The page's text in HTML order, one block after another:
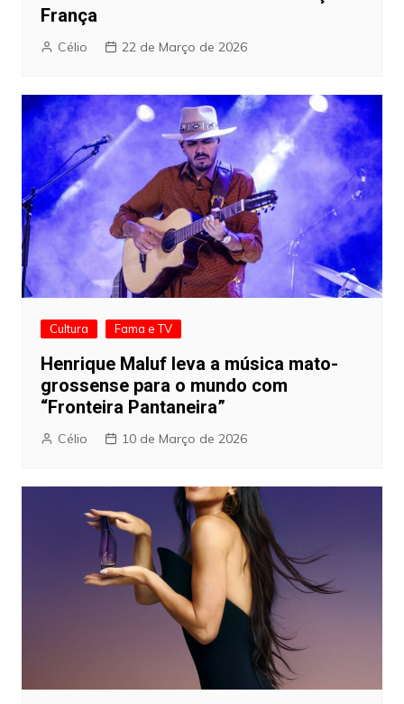
França
Célio 22 de Março de 2026
Cultura Fama e TV
Henrique Maluf leva a música mato-
grossense para o mundo com
“Fronteira Pantaneira”
Célio 10 de Março de 2026